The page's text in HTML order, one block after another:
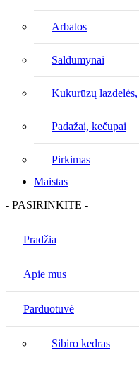
Arbatos
Saldumynai
Kukurūzų
Padažai, kečupai
Pirkimas
Maistas
- PASIRINKITE -
Pradžia
Apie mus
Parduotuvė
Sibiro kedras